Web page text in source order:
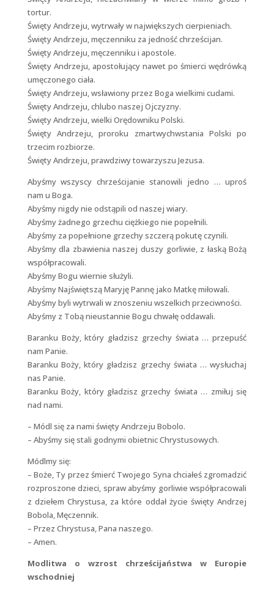
tortur.
Święty Andrzeju, wytrwały w największych cierpieniach.
Święty Andrzeju, męczenniku za jedność chrześcijan.
Święty Andrzeju, męczenniku i apostole.
Święty Andrzeju, apostołujący nawet po śmierci wędrówką
umęczonego ciała.
Święty Andrzeju, wsławiony przez Boga wielkimi cudami.
Święty Andrzeju, chlubo naszej Ojczyzny.
Święty Andrzeju, wielki Orędowniku Polski.
Święty Andrzeju, proroku zmartwychwstania Polski po
trzecim rozbiorze.
Święty Andrzeju, prawdziwy towarzyszu Jezusa.
Abyśmy wszyscy chrześcijanie stanowili jedno … uproś
nam u Boga.
Abyśmy nigdy nie odstąpili od naszej wiary.
Abyśmy żadnego grzechu ciężkiego nie popełnili.
Abyśmy za popełnione grzechy szczerą pokutę czynili.
Abyśmy dla zbawienia naszej duszy gorliwie, z łaską Bożą
współpracowali.
Abyśmy Bogu wiernie służyli.
Abyśmy Najświętszą Maryję Pannę jako Matkę miłowali.
Abyśmy byli wytrwali w znoszeniu wszelkich przeciwności.
Abyśmy z Tobą nieustannie Bogu chwałę oddawali.
Baranku Boży, który gładzisz grzechy świata … przepuść
nam Panie.
Baranku Boży, który gładzisz grzechy świata … wysłuchaj
nas Panie.
Baranku Boży, który gładzisz grzechy świata … zmiłuj się
nad nami.
– Módl się za nami święty Andrzeju Bobolo.
– Abyśmy się stali godnymi obietnic Chrystusowych.
Módlmy się:
– Boże, Ty przez śmierć Twojego Syna chciałeś zgromadzić
rozproszone dzieci, spraw abyśmy gorliwie współpracowali
z dziełem Chrystusa, za które oddał życie święty Andrzej
Bobola, Męczennik.
– Przez Chrystusa, Pana naszego.
– Amen.
Modlitwa o wzrost chrześcijaństwa w Europie
wschodniej